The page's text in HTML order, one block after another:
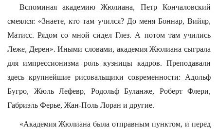
Вспоминая академию Жюлиана, Петр Кончаловский
смеялся: «Знаете, кто там учился? До меня Боннар, Вийяр,
Матисс. Рядом со мной сидел Глез. А потом там учились
Леже, Дерен». Иными словами, академия Жюлиана сыграла
для импрессионизма роль кузницы кадров. Преподавали
здесь крупнейшие рисовальщики современности: Адольф
Бугро, Жюль Лефевр, Родольф Буланже, Роберт Флери,
Габриэль Ферье, Жан-Поль Лоран и другие.
«Академия Жюлиана была отправным пунктом, и перед